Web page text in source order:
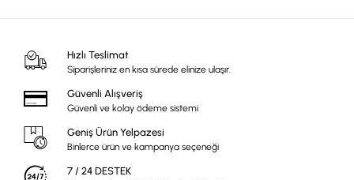
Hızlı Teslimat
Siparişleriniz en kısa sürede elinize ulaşır.
Güvenli Alışveriş
Güvenli ve kolay ödeme sistemi
Geniş Ürün Yelpazesi
Binlerce ürün ve kampanya seçeneği
7 / 24 DESTEK